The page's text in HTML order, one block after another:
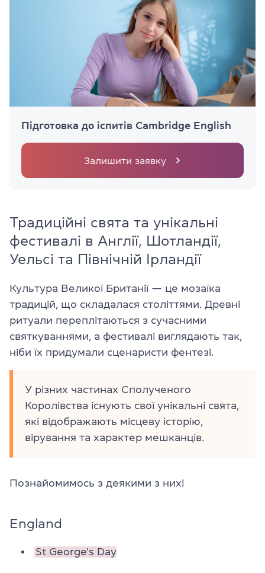
Підготовка до іспитів Cambridge English
Залишити заявку
Традиційні свята та унікальні
фестивалі в Англії, Шотландії,
Уельсі та Північній Ірландії
Культура Великої Британії — це мозаїка
традицій, що складалася століттями. Древні
ритуали переплітаються з сучасними
святкуваннями, а фестивалі виглядають так,
ніби їх придумали сценаристи фентезі.
У різних частинах Сполученого
Королівства існують свої унікальні свята,
які відображають місцеву історію,
вірування та характер мешканців.
Познайомимось з деякими з них!
England
St George's Day